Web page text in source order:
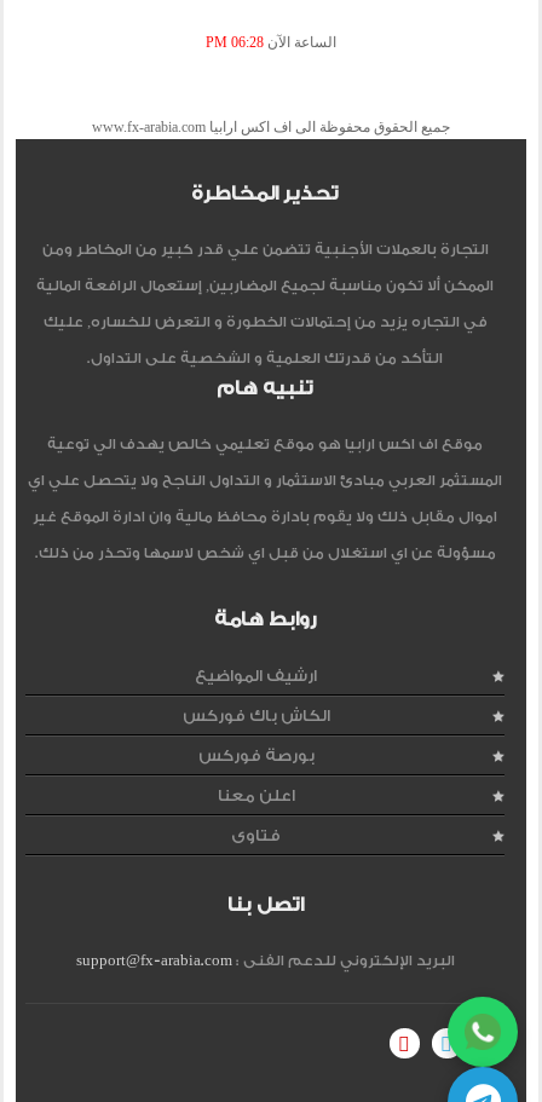
الساعة الآن 06:28 PM
جميع الحقوق محفوظة الى اف اكس ارابيا www.fx-arabia.com
تحذير المخاطرة
التجارة بالعملات الأجنبية تتضمن علي قدر كبير من المخاطر ومن
الممكن ألا تكون مناسبة لجميع المضاربين, إستعمال الرافعة المالية
في التجاره يزيد من إحتمالات الخطورة و التعرض للخساره, عليك
التأكد من قدرتك العلمية و الشخصية على التداول.
تنبيه هام
موقع اف اكس ارابيا هو موقع تعليمي خالص يهدف الي توعية
المستثمر العربي مبادئ الاستثمار و التداول الناجح ولا يتحصل علي اي
اموال مقابل ذلك ولا يقوم بادارة محافظ مالية وان ادارة الموقع غير
مسؤولة عن اي استغلال من قبل اي شخص لاسمها وتحذر من ذلك.
روابط هامة
ارشيف المواضيع
الكاش باك فوركس
بورصة فوركس
اعلن معنا
فتاوى
اتصل بنا
البريد الإلكتروني للدعم الفنى :support@fx-arabia.com